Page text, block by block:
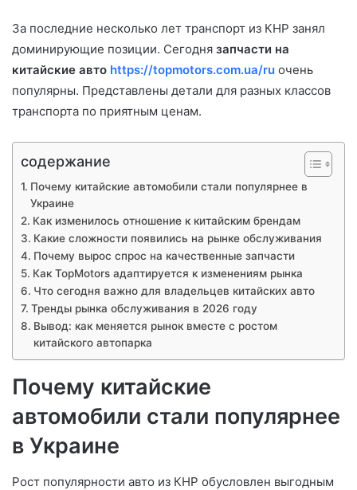
За последние несколько лет транспорт из КНР занял
доминирующие позиции. Сегодня запчасти на
китайские авто https://topmotors.com.ua/ru очень
популярны. Представлены детали для разных классов
транспорта по приятным ценам.
содержание
Почему китайские автомобили стали популярнее в
Украине
Как изменилось отношение к китайским брендам
Какие сложности появились на рынке обслуживания
Почему вырос спрос на качественные запчасти
Как TopMotors адаптируется к изменениям рынка
Что сегодня важно для владельцев китайских авто
Тренды рынка обслуживания в 2026 году
Вывод: как меняется рынок вместе с ростом
китайского автопарка
Почему китайские
автомобили стали популярнее
в Украине
Рост популярности авто из КНР обусловлен выгодным